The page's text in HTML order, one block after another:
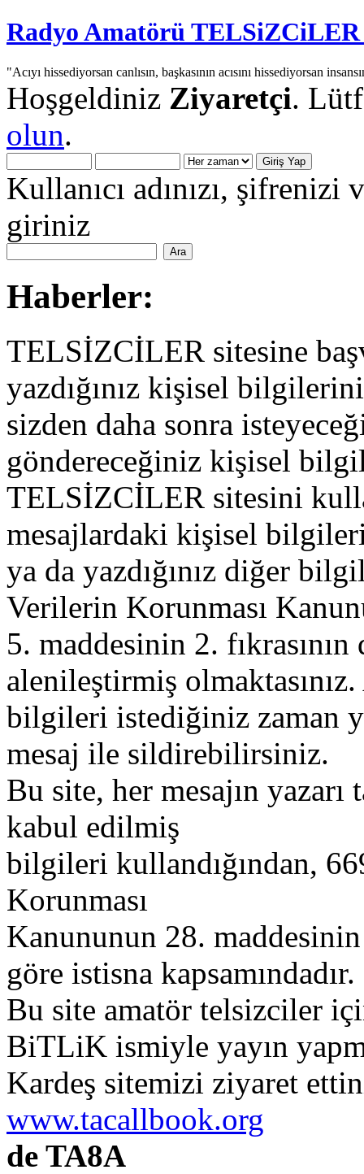
Radyo Amatörü
"Acıyı hissediyorsan canlısın, başkasının acısını hissediyorsan
Hoşgeldiniz Ziyaretçi.
olun.
Kullanıcı adınızı,
giriniz
Haberler:
TELSİZCİLER sitesine
yazdığınız kişisel
sizden daha sonra
göndereceğiniz kişisel
TELSİZCİLER sitesini
mesajlardaki kişisel
ya da yazdığınız diğer
Verilerin Korunması
5. maddesinin 2.
alenileştirmiş
bilgileri istediğiniz zaman
mesaj ile sildirebilirsiniz.
Bu site, her mesajın
kabul edilmiş
bilgileri kullandığından,
Korunması
Kanununun 28. maddesinin
göre istisna kapsamındadır.
Bu site amatör telsizciler
BiTLiK ismiyle yayın
Kardeş sitemizi ziyaret
www.tacallbook.org
de TA8A